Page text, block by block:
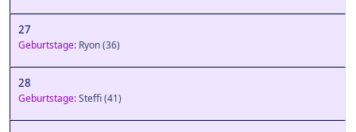
27
Geburtstage: Ryon(36)
28
Geburtstage:Steffi(41)